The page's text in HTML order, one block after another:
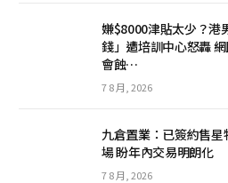
嫌$8000津貼太少？港
錢」遭培訓中心怒轟
會蝕…
7 8 月, 2026
九倉置業：已簽約售
場 盼年內交易明朗化
7 8 月, 2026